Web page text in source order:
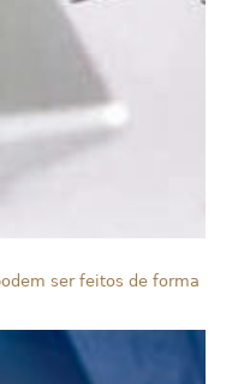
ser feitos de forma